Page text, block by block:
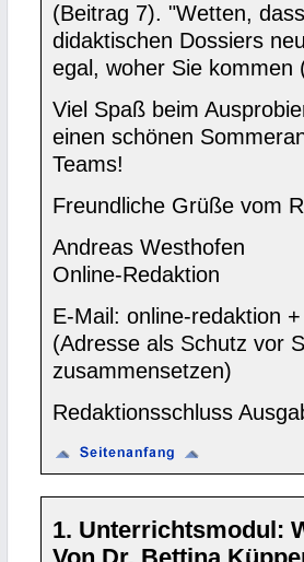
(Beitrag 7). "Wetten,
didaktischen Dossiers
egal, woher Sie kommen
Viel Spaß beim
einen schönen
Teams!
Freundliche Grüße vom
Andreas Westhofen
Online-Redaktion
E-Mail: online-redaktion
(Adresse als Schutz vor
zusammensetzen)
Redaktionsschluss
1. Unterrichtsmodul: